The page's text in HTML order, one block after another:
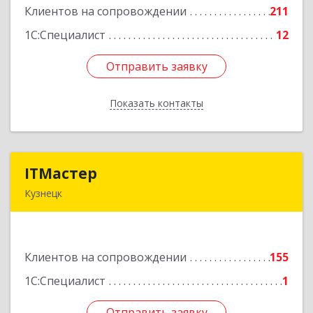
Клиентов на сопровождении
211
1С:Специалист
12
Отправить заявку
Показать контакты
Подробнее
Отправить заявку
Назад
ITМастер
Кузнецк
Клиентов на сопровождении
155
1С:Специалист
1
Подробнее